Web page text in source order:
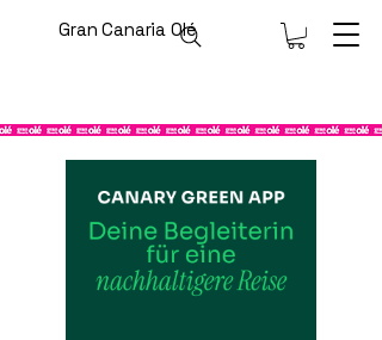
Gran Canaria Olé